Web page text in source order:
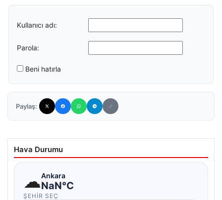
Kullanıcı adı:
Parola:
Beni hatırla
Paylaş:
Hava Durumu
☁Ankara
NaN°C
ŞEHIR SEÇ